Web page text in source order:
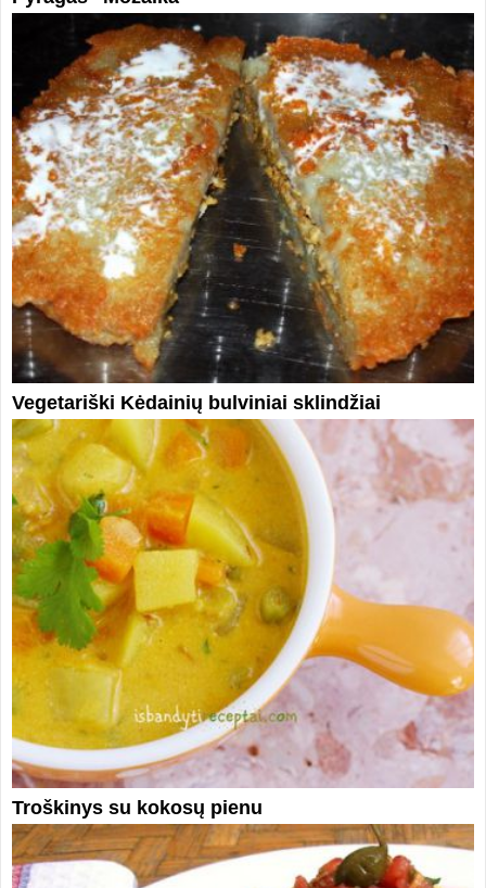
Vegetariški Kėdainių bulviniai sklindžiai
Troškinys su kokosų pienu